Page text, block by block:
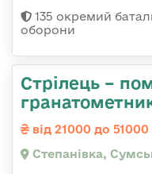
135 окремий
оборони
Стрілець –
від 21000 до 51000
Степанівка,